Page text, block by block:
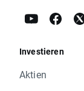
Investieren
Aktien